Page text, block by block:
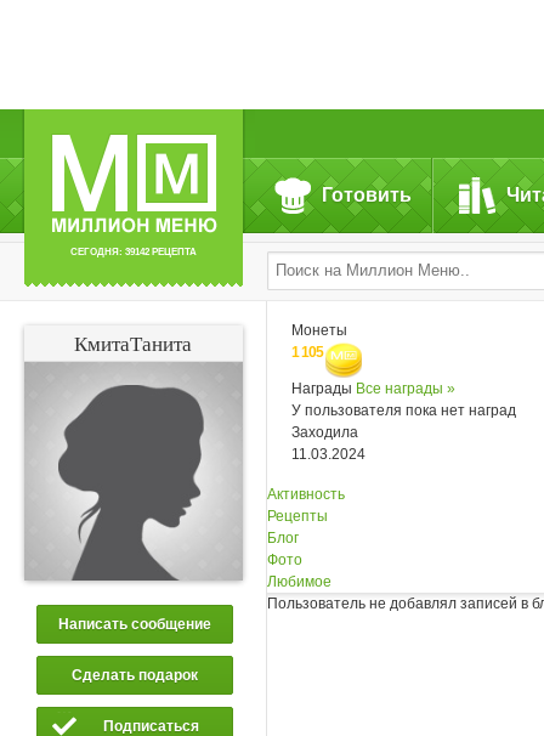
СЕГОДНЯ: 39142 РЕЦЕПТА
Готовить
КмитаТанита
Написать сообщение
Сделать подарок
Подписаться
Монеты
1 105
Награды Все награды »
У пользователя пока нет наград
Заходила
11.03.2024
Активность
Рецепты
Блог
Фото
Любимое
Пользователь не добавлял записей в